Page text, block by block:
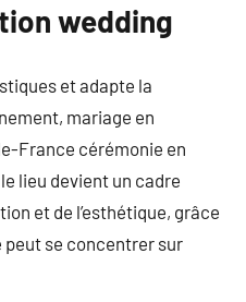
wedding
et adapte la
mariage en
France cérémonie en
lieu devient un cadre
et de l’esthétique, grâce
peut se concentrer sur